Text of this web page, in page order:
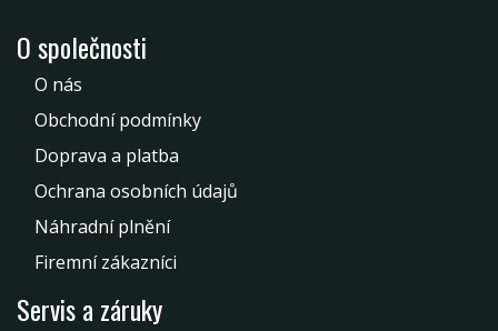
O společnosti
O nás
Obchodní podmínky
Doprava a platba
Ochrana osobních údajů
Náhradní plnění
Firemní zákazníci
Servis a záruky